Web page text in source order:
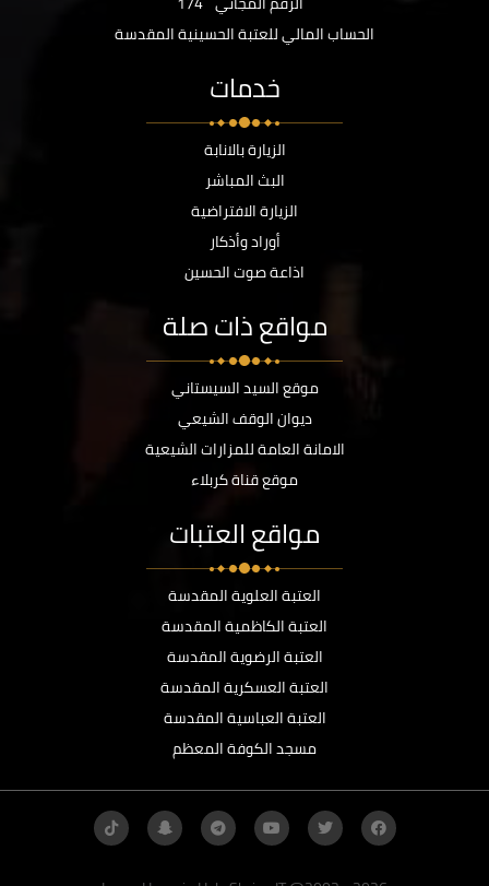
الحساب المالي للعتبة الحسينية المقدسة
خدمات
الزيارة بالانابة
البث المباشر
الزيارة الافتراضية
أوراد وأذكار
اذاعة صوت الحسين
مواقع ذات صلة
موقع السيد السيستاني
ديوان الوقف الشيعي
الامانة العامة للمزارات الشيعية
موقع قناة كربلاء
مواقع العتبات
العتبة العلوية المقدسة
العتبة الكاظمية المقدسة
العتبة الرضوية المقدسة
العتبة العسكرية المقدسة
العتبة العباسية المقدسة
مسجد الكوفة المعظم